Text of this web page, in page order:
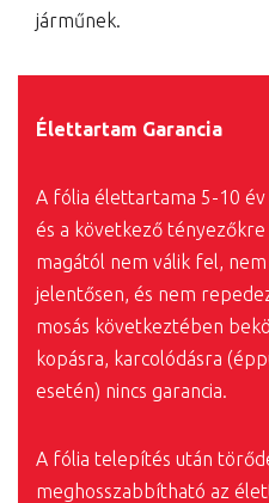
járműnek.
Élettartam Garancia
A fólia élettartama 5-10
és a következő
magától nem válik fel,
jelentősen, és nem
mosás következtében
kopásra, karcolódásra
esetén) nincs garancia.
A fólia telepítés után
meghosszabbítható az